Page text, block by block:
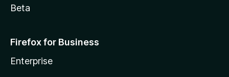
Beta
Firefox for Business
Enterprise